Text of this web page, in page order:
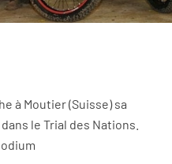
à Moutier (Suisse) sa
le Trial des Nations.